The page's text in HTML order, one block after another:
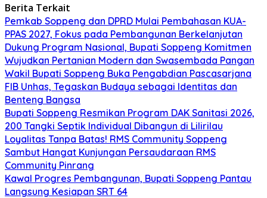
Berita Terkait
Pemkab Soppeng dan DPRD Mulai Pembahasan KUA-
PPAS 2027, Fokus pada Pembangunan Berkelanjutan
Dukung Program Nasional, Bupati Soppeng Komitmen
Wujudkan Pertanian Modern dan Swasembada Pangan
Wakil Bupati Soppeng Buka Pengabdian Pascasarjana
FIB Unhas, Tegaskan Budaya sebagai Identitas dan
Benteng Bangsa
Bupati Soppeng Resmikan Program DAK Sanitasi 2026,
200 Tangki Septik Individual Dibangun di Lilirilau
Loyalitas Tanpa Batas! RMS Community Soppeng
Sambut Hangat Kunjungan Persaudaraan RMS
Community Pinrang
Kawal Progres Pembangunan, Bupati Soppeng Pantau
Langsung Kesiapan SRT 64